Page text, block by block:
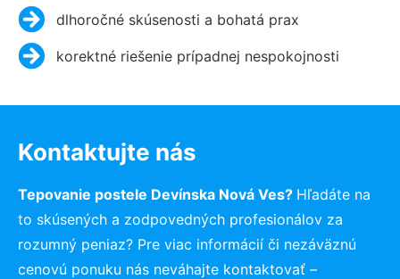
dlhoročné skúsenosti a bohatá prax
korektné riešenie prípadnej nespokojnosti
Kontaktujte nás
Tepovanie postele Devínska Nová Ves? Hľadáte na
to skúsených a zodpovedných profesionálov za
rozumný peniaz? Pre viac informácií či nezáväznú
cenovú ponuku nás neváhajte kontaktovať –